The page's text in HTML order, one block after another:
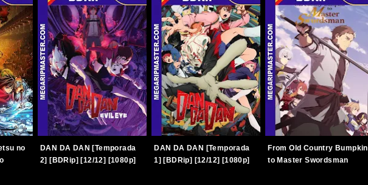
no
DAN DA DAN [Temporada
2] [BDRip] [12/12] [1080p]
DAN DA DAN [Temporada
1] [BDRip] [12/12] [1080p]
From Old Country Bumpkin
to Master Swordsman